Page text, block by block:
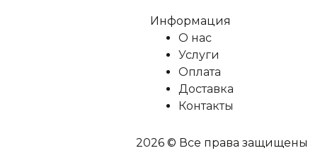
Информация
О нас
Услуги
Оплата
Доставка
Контакты
2026 © Все права защищены